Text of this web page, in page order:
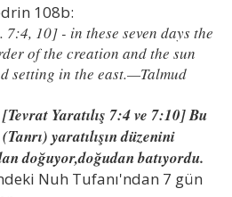
108b:
7:4, 10] - in these seven days the
of the creation and the sun
setting in the east.—Talmud
Yaratılış 7:4 ve 7:10] Bu
yaratılışın düzenini
doğuyor,doğudan batıyordu.
Nuh Tufanı'ndan 7 gün